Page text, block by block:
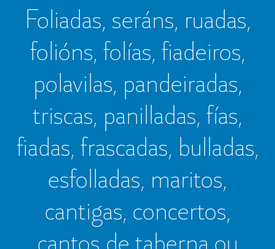
Foliadas, seráns, ruadas,
folións, folías, fiadeiros,
polavilas, pandeiradas,
triscas, panilladas, fías,
fiadas, frascadas, bulladas,
esfolladas, maritos,
cantigas, concertos,
cantos de taberna ou